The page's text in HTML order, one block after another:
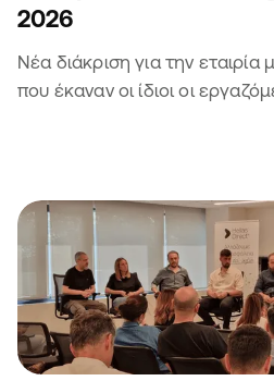
2026
Νέα διάκριση για την
που έκαναν οι ίδιοι οι